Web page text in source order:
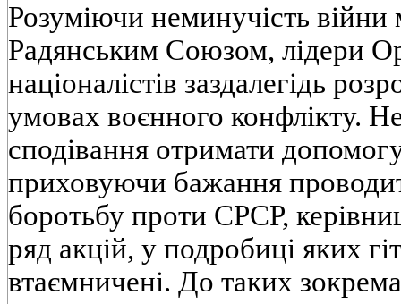
Розуміючи неминучість
Радянським Союзом, лідери
націоналістів заздалегідь
умовах воєнного конфлікту.
сподівання отримати
приховуючи бажання
боротьбу проти СРСР,
ряд акцій, у подробиці яких
втаємничені. До таких